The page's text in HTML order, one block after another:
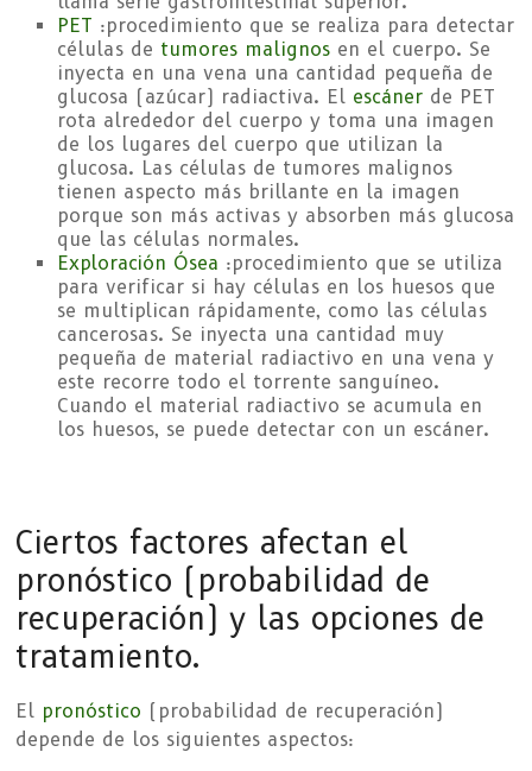
PET :procedimiento que se realiza para detectar
células de tumores malignos en el cuerpo. Se
inyecta en una vena una cantidad pequeña de
glucosa (azúcar) radiactiva. El escáner de PET
rota alrededor del cuerpo y toma una imagen
de los lugares del cuerpo que utilizan la
glucosa. Las células de tumores malignos
tienen aspecto más brillante en la imagen
porque son más activas y absorben más glucosa
que las células normales.
Exploración Ósea :procedimiento que se utiliza
para verificar si hay células en los huesos que
se multiplican rápidamente, como las células
cancerosas. Se inyecta una cantidad muy
pequeña de material radiactivo en una vena y
este recorre todo el torrente sanguíneo.
Cuando el material radiactivo se acumula en
los huesos, se puede detectar con un escáner.
Ciertos factores afectan el
pronóstico (probabilidad de
recuperación) y las opciones de
tratamiento.
El pronóstico (probabilidad de recuperación)
depende de los siguientes aspectos: